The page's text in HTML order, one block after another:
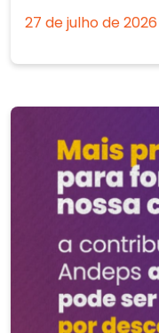
27 de julho de 2026